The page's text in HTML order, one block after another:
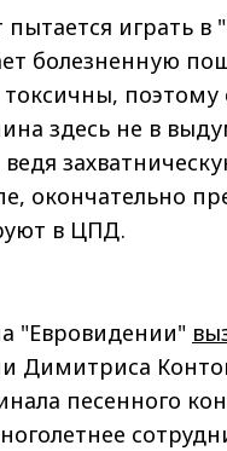
пытается играть
болезненную
поэтому
здесь не в
окончательно
в ЦПД.
"Евровидении"
Димитриса
песенного